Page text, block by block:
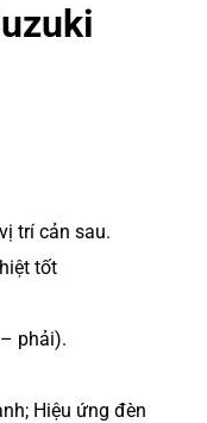
trí cản sau.
tốt
phải).
Hiệu ứng đèn